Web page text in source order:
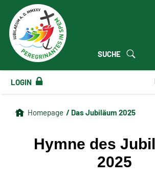
SUCHE
LOGIN
Homepage / Das Jubiläum 2025
Hymne des
2025